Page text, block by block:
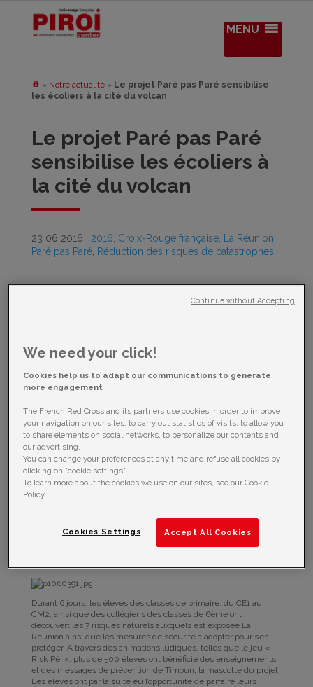
MENU
» Notre actualité» Le projet Paré pas Paré sensibilise
les écoliers à la cité du volcan
Le projet Paré pas Paré
sensibilise les écoliers à
la cité du volcan
23 06 2016 2016 Croix-Rouge française, La Réunion
Paré pas Paré, Réduction des risques de catastrophes
présente à la cité du volcan, à la Plaine des Cafres à La Réunion
Du 07 au 17 juin 2016, l’équipe du projet
Paré pas Paré
volcan, à la Plaine des Cafres à La Réunion
dans le cadre de l’édition 2016 de «
Scienc’aMusée», afin de sensibiliser les
élèves du primaire et du collège aux
risques de catastrophes naturelles.
L’évènement «Sicenc’aMusée», organisé par la circonscription
du Tampon 2, favorise la promotion de l’action artistique, culturelle
cette occasion, la cité du volcan a souhaité sensibiliser les élèves
aux sciences et les initier à la démarche expérimentale à travers
Durant 6 jours, les élèves des classes de primaire, du CE1 au
CM2, ainsi que des collégiens des classes de 6ème ont
découvert les 7 risques naturels auxquels est exposée La
Réunion ainsi que les mesures de sécurité à adopter pour s’en
protéger. A travers des animations ludiques, telles que le jeu «
Risk Péi », plus de 500 élèves ont bénéficié des enseignements
et des messages de prévention de Timoun, la mascotte du projet.
Les élèves ont par la suite eu l’opportunité de parfaire leurs
We need your click!
Cookies help us to adapt our communications to generate
more engagement
The French Red Cross and its partners use cookies in order to improve
your navigation on our sites, to carry out statistics of visits, to allow you
to share elements on social networks, to personalize our contents and
our advertising.
You can change your preferences at any time and refuse all cookies by
clicking on "cookie settings".
To learn more about the cookies we use on our sites, see our Cookie
Policy
Accept All Cookies
Cookies Settings
Continue without Accepting